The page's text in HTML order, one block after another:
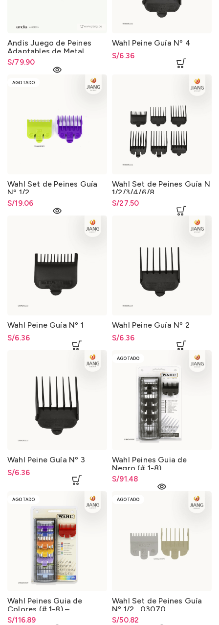
Andis Juego de Peines
Adaptables de Metal
Premium Serie BG Set de 7
unid.
S/79.90
Wahl Peine Guía Nº 4
S/6.36
AGOTADO
Wahl Set de Peines Guía
Nº 1/2
S/19.06
Wahl Set de Peines Guía N
1/2/3/4/6/8
S/27.50
Wahl Peine Guía Nº 1
S/6.36
Wahl Peine Guía Nº 2
S/6.36
Wahl Peine Guía Nº 3
S/6.36
AGOTADO
Wahl Peines Guia de
Negro (# 1-8)
S/91.48
AGOTADO
Wahl Peines Guia de
Colores (# 1-8) –
03170_417
S/116.89
AGOTADO
Wahl Set de Peines Guía
Nº 1/2 _03070
S/50.82